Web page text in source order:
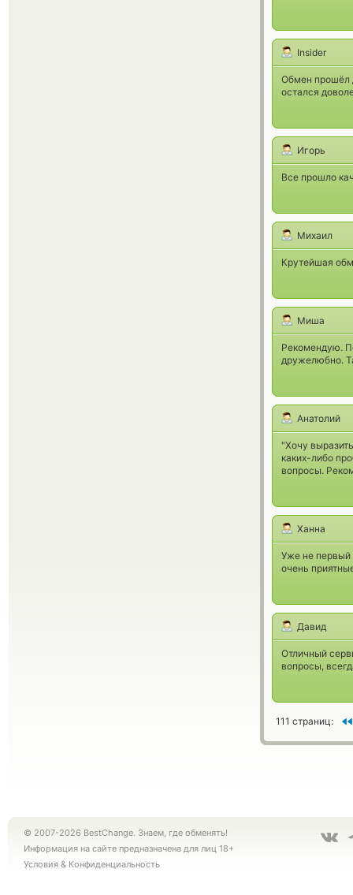
Insider
Обмен прошёл
остался
Игорь
Все прошло
Михаил
Крутейшая
Миша
Рекомендую.
дружелюбно.
Анатолий
"Хочу
каких-либо
вопросы.
Ханна
Уже не первый
очень
Давид
Отличный
вопросы,
111 страниц:
© 2007-2026 BestChange. Знаем, где обменять!
Информация на сайте предназначена для лиц 18+
Условия & Конфиденциальность